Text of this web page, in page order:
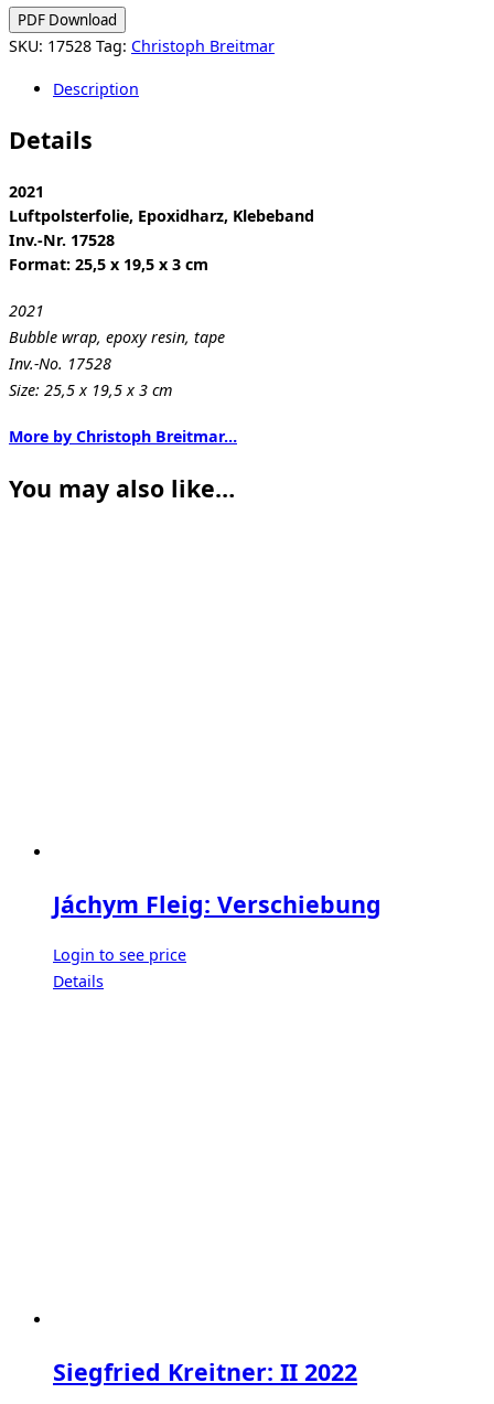
Ohne
Titel
PDF Download
SKU: 17528 Tag: Christoph Breitmar
Description
Details
2021
Luftpolsterfolie, Epoxidharz, Klebeband
Inv.-Nr. 17528
Format: 25,5 x 19,5 x 3 cm
2021
Bubble wrap, epoxy resin, tape
Inv.-No. 17528
Size: 25,5 x 19,5 x 3 cm
More by Christoph Breitmar…
You may also like…
Jáchym Fleig: Verschiebung
Login to see price
Details
Siegfried Kreitner: II 2022